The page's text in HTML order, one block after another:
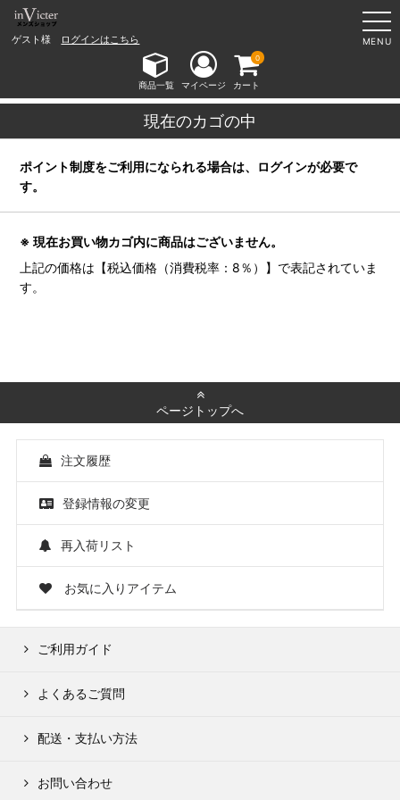
ゲスト様 ログインはこちら MENU
商品一覧 マイページ カート
0
現在のカゴの中
ポイント制度をご利用になられる場合は、ログインが必要で
す。
※ 現在お買い物カゴ内に商品はございません。
上記の価格は【税込価格（消費税率：8％）】で表記されていま
す。
ページトップへ
注文履歴
登録情報の変更
再入荷リスト
お気に入りアイテム
ご利用ガイド
よくあるご質問
配送・支払い方法
お問い合わせ